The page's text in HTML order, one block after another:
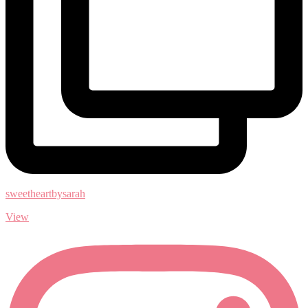
sweetheartbysarah
View